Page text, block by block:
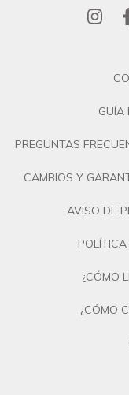
GUÍA
PREGUNTAS
CAMBIOS Y
AVISO DE
¿CÓMO
¿CÓMO